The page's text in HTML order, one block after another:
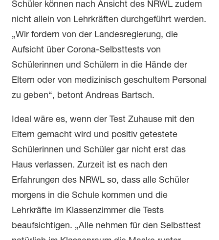
Schüler können nach Ansicht des NRWL zudem
nicht allein von Lehrkräften durchgeführt werden.
„Wir fordern von der Landesregierung, die
Aufsicht über Corona-Selbsttests von
Schülerinnen und Schülern in die Hände der
Eltern oder von medizinisch geschultem Personal
zu geben“, betont Andreas Bartsch.
Ideal wäre es, wenn der Test Zuhause mit den
Eltern gemacht wird und positiv getestete
Schülerinnen und Schüler gar nicht erst das
Haus verlassen. Zurzeit ist es nach den
Erfahrungen des NRWL so, dass alle Schüler
morgens in die Schule kommen und die
Lehrkräfte im Klassenzimmer die Tests
beaufsichtigen. „Alle nehmen für den Selbsttest